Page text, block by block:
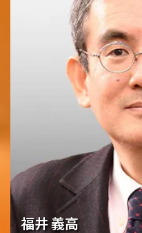
福井 義高